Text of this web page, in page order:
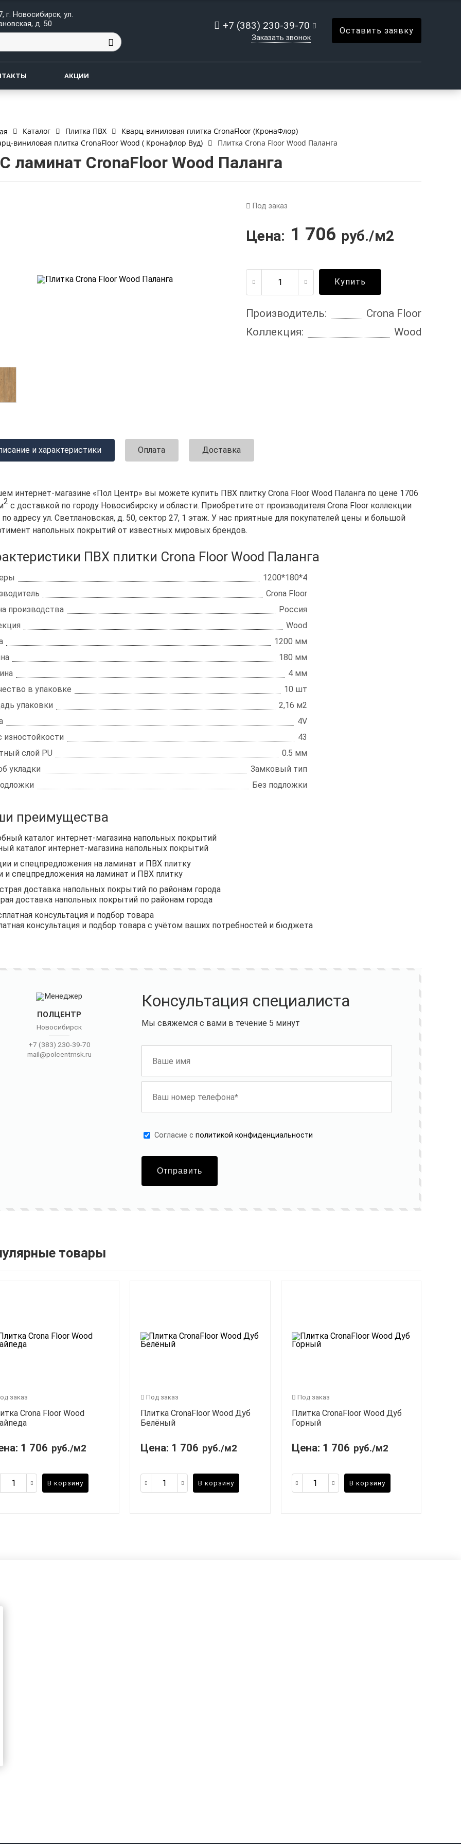
г. Новосибирск, ул.
д. 50
+7 (383) 230-39-70
Заказать звонок
Оставить заявку
АКЦИИ
Каталог Плитка ПВХ
Кварц-виниловая плитка CronaFloor (КронаФлор)
виниловая плитка CronaFloor Wood ( Кронафлор Вуд)
Плитка Crona Floor Wood Паланга
ламинат CronaFloor Wood Паланга
Под заказ
Цена: 1 706 руб./м2
Купить
Производитель:
Crona Floor
Коллекция:
Wood
и характеристики Оплата Доставка
интернет-магазине «Пол Центр» вы можете купить ПВХ плитку Crona Floor Wood Паланга по цене 1706
2 с доставкой по городу Новосибирску и области. Приобретите от производителя Crona Floor коллекции
по адресу ул. Светлановская, д. 50, сектор 27, 1 этаж. У нас приятные для покупателей цены и большой
напольных покрытий от известных мировых брендов.
ПВХ плитки Crona Floor Wood Паланга
1200*180*4
Crona Floor
производства
Россия
Wood
1200 мм
180 мм
4 мм
в упаковке
10 шт
упаковки
2,16 м2
4V
изностойкости
43
слой PU
0.5 мм
укладки
Замковый тип
Без подложки
преимущества
каталог интернет-магазина напольных покрытий
и спецпредложения на ламинат и ПВХ плитку
доставка напольных покрытий по районам города
консультация и подбор товара с учётом ваших потребностей и бюджета
ПОЛЦЕНТР
Новосибирск
+7 (383) 230-39-70
mail@polcentrnsk.ru
Консультация специалиста
Мы свяжемся с вами в течение 5 минут
Cогласие с политикой конфиденциальности
Отправить
товары
заказ
Crona Floor Wood
1 706 руб./м2
В корзину
Под заказ
Плитка CronaFloor Wood Дуб
Белёный
Цена: 1 706 руб./м2
В корзину
Под заказ
Плитка CronaFloor Wood Дуб
Горный
Цена: 1 706 руб./м2
В корзину